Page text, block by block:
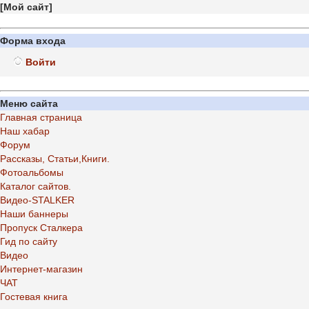
[Мой сайт]
Форма входа
Войти
Меню сайта
Главная страница
Наш хабар
Форум
Рассказы, Статьи,Книги.
Фотоальбомы
Каталог сайтов.
Видео-STALKER
Наши баннеры
Пропуск Сталкера
Гид по сайту
Видео
Интернет-магазин
ЧАТ
Гостевая книга